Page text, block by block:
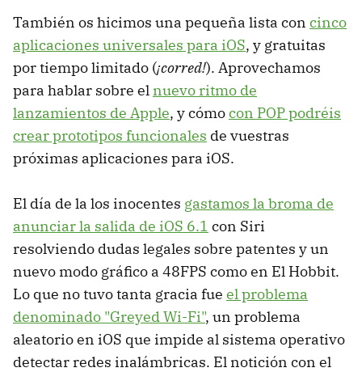
También os hicimos una pequeña lista con cinco
aplicaciones universales para iOS, y gratuitas
por tiempo limitado (¡corred!). Aprovechamos
para hablar sobre el nuevo ritmo de
lanzamientos de Apple, y cómocon POP podréis
crear prototipos funcionales de vuestras
próximas aplicaciones para iOS.
El día de la los inocentes gastamos la broma de
anunciar la salida de iOS 6.1 con Siri
resolviendo dudas legales sobre patentes y un
nuevo modo gráfico a 48FPS como en El Hobbit.
Lo que no tuvo tanta gracia fue el problema
denominado "Greyed Wi-Fi", un problema
aleatorio en iOS que impide al sistema operativo
detectar redes inalámbricas. El notición con el